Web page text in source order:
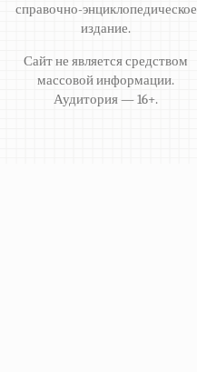
справочно-энциклопедическое
издание.
Сайт не является средством
массовой информации.
Аудитория — 16+.